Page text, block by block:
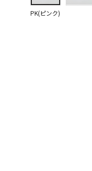
PK(ピンク)